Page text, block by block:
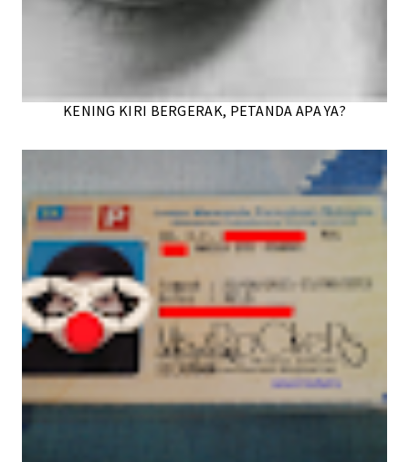
KENING KIRI BERGERAK, PETANDA APA YA?